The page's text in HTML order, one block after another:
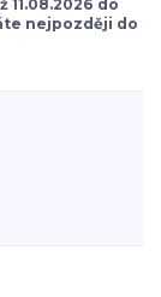
do
nejpozději do